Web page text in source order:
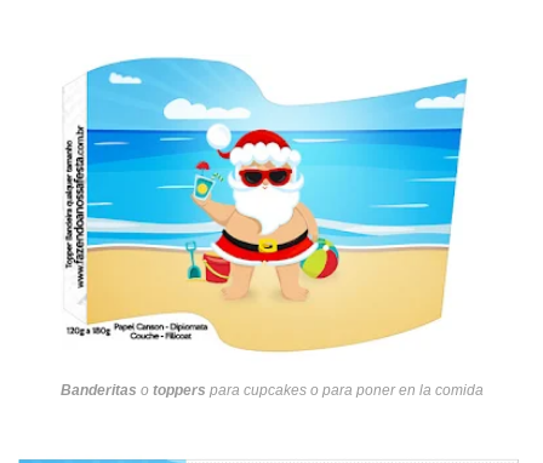
Banderitas o toppers para cupcakes o para poner en la comida